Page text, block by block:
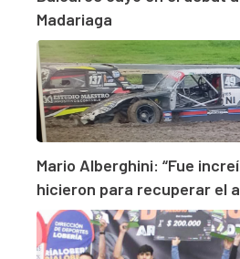
Madariaga
Mario Alberghini: “Fue
hicieron para recuperar el